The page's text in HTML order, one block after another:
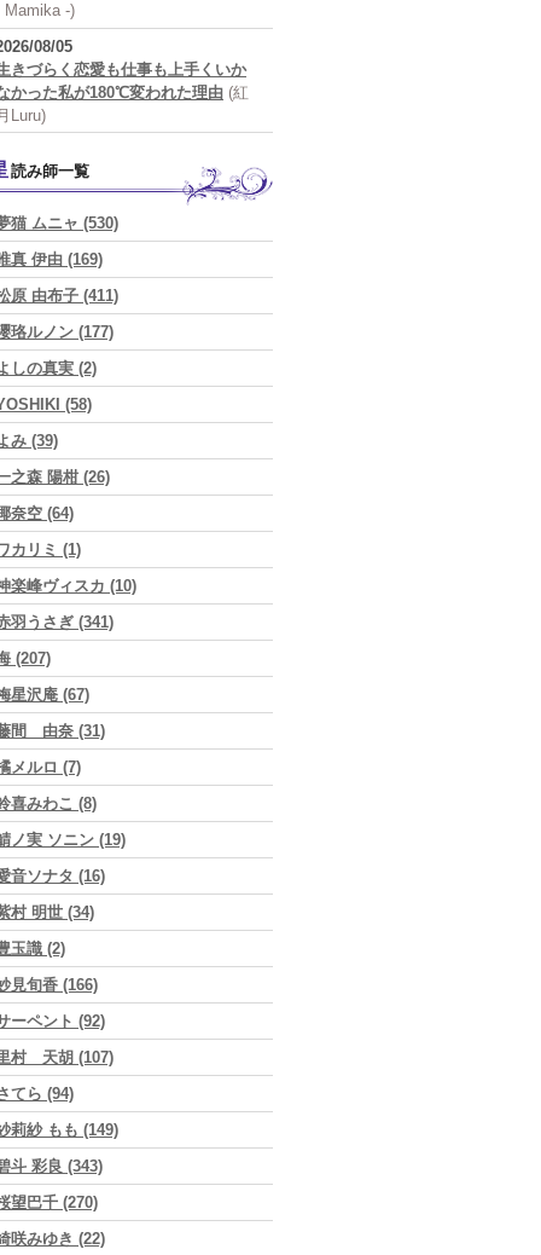
Mamika -)
08/05
きづらく恋愛も仕事も上手くいか
かった私が180℃変われた理由 (紅
Luru)
星読み師一覧
猫 ムニャ (530)
真 伊由 (169)
原 由布子 (411)
珞ルノン (177)
しの真実 (2)
(58)
み (39)
之森 陽柑 (26)
奈空 (64)
カリミ (1)
楽峰ヴィスカ (10)
羽うさぎ (341)
(207)
星沢庵 (67)
間 由奈 (31)
メルロ (7)
喜みわこ (8)
ノ実 ソニン (19)
音ソナタ (16)
村 明世 (34)
玉識 (2)
見旬香 (166)
ーペント (92)
村 天胡 (107)
てら (94)
莉紗 もも (149)
斗 彩良 (343)
望巴千 (270)
咲みゆき (22)